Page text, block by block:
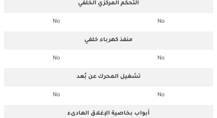
التحكم المركزي الخلفي
No
No
منفذ كهرباء خلفي
No
No
تشغيل المحرك عن بُعد
No
No
أبواب بخاصية الإغلاق الهادىء